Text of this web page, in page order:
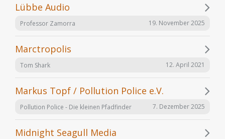
Lübbe Audio
Professor Zamorra 19. November 2025
Marctropolis
Tom Shark 12. April 2021
Markus Topf / Pollution Police e.V.
Pollution Police - Die kleinen Pfadfinder 7. Dezember 2025
Midnight Seagull Media